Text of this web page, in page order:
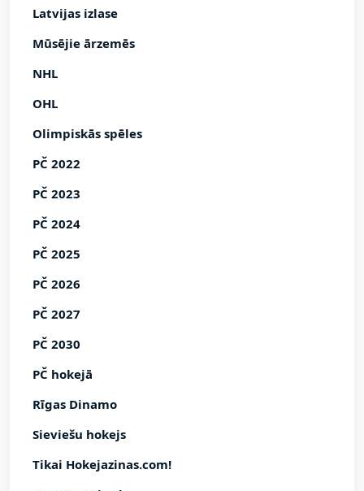
Latvijas izlase
Mūsējie ārzemēs
NHL
OHL
Olimpiskās spēles
PČ 2022
PČ 2023
PČ 2024
PČ 2025
PČ 2026
PČ 2027
PČ 2030
PČ hokejā
Rīgas Dinamo
Sieviešu hokejs
Tikai Hokejazinas.com!